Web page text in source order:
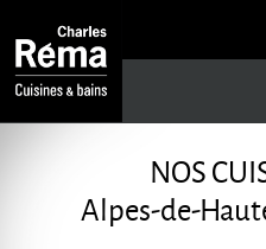
REVENDEUR
NOS
Alpes-de-